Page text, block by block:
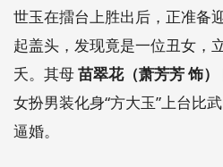
世玉在擂台上胜出后，正准备
起盖头，发现竟是一位丑女，
夭。其母苗翠花（萧芳芳 饰）
女扮男装化身“方大玉”上台比
逼婚。